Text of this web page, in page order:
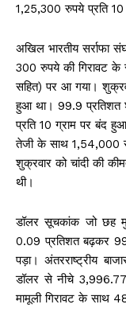
1,25,300 रुपये प्रति 10
अखिल भारतीय सर्राफा
300 रुपये की गिरावट के
सहित) पर आ गया।
हुआ था। 99.9 प्रतिशत
प्रति 10 ग्राम पर बंद
तेजी के साथ 1,54,000
शुक्रवार को चांदी की
थी।
डॉलर सूचकांक जो छह
0.09 प्रतिशत बढ़कर
पड़ा। अंतरराष्ट्रीय
डॉलर से नीचे
मामूली गिरावट के साथ